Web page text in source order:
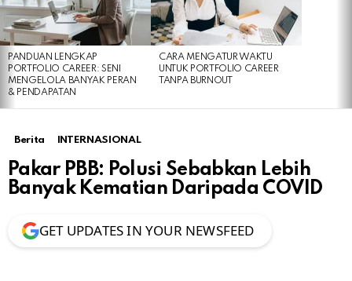
PANDUAN LENGKAP
PORTFOLIO CAREER: SENI
MENGELOLA BANYAK PERAN
& PENDAPATAN
CARA MENGATUR WAKTU
UNTUK PORTFOLIO CAREER
TANPA BURNOUT
Berita INTERNASIONAL
Pakar PBB: Polusi Sebabkan Lebih
Banyak Kematian Daripada COVID
GET UPDATES IN YOUR NEWSFEED